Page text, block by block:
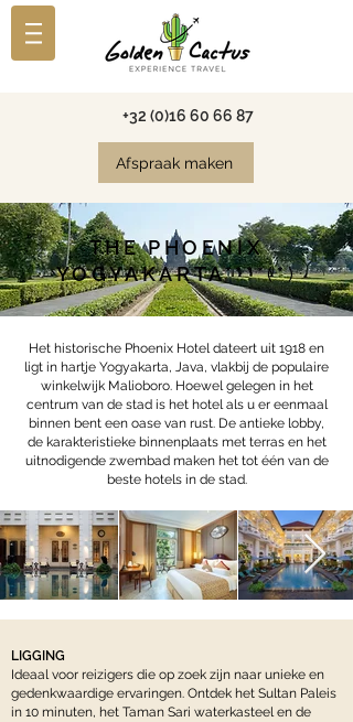
+32 (0)16 60 66 87
Afspraak maken
THE PHOENIX
YOGYAKARTA****(*)
Het historische Phoenix Hotel dateert uit 1918 en
ligt in hartje Yogyakarta, Java, vlakbij de populaire
winkelwijk Malioboro. Hoewel gelegen in het
centrum van de stad is het hotel als u er eenmaal
binnen bent een oase van rust. De antieke lobby,
de karakteristieke binnenplaats met terras en het
uitnodigende zwembad maken het tot één van de
beste hotels in de stad.
LIGGING
Ideaal voor reizigers die op zoek zijn naar unieke en
gedenkwaardige ervaringen. Ontdek het Sultan Paleis
in 10 minuten, het Taman Sari waterkasteel en de